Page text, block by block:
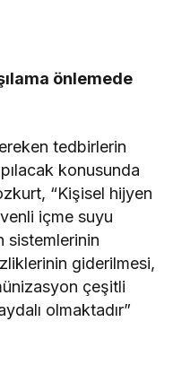
önlemede
tedbirlerin
konusunda
“Kişisel hijyen
içme suyu
sistemlerinin
giderilmesi,
çeşitli
olmaktadır”